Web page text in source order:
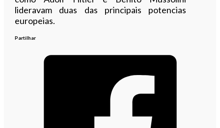
lideravam duas das principais potencias
europeias.
Partilhar